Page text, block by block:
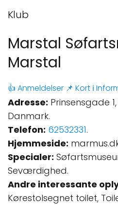
Klub
Marstal
Marstal
👍 Anmeldelser 📌 Kort ℹ️
Adresse: Prinsensgade
Danmark.
Telefon: 62532331.
Hjemmeside:
Specialer:
Seværdighed.
Andre interessante
Kørestolsegnet toilet,